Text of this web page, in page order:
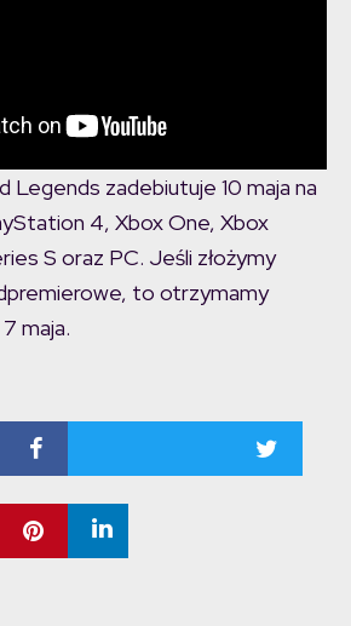
Legends zadebiutuje 10 maja na
4, Xbox One, Xbox
S oraz PC. Jeśli złożymy
to otrzymamy
maja.